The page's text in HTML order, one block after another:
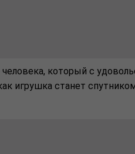
человека, который с
игрушка станет